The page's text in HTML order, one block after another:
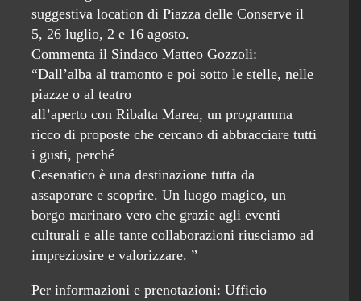
suggestiva location di Piazza delle Conserve il
5, 26 luglio, 2 e 16 agosto.
Commenta il Sindaco Matteo Gozzoli:
“Dall’alba al tramonto e poi sotto le stelle, nelle
piazze o al teatro
all’aperto con Ribalta Marea, un programma
ricco di proposte che cercano di abbracciare tutti
i gusti, perché
Cesenatico è una destinazione tutta da
assaporare e scoprire. Un luogo magico, un
borgo marinaro vero che grazie agli eventi
culturali e alle tante collaborazioni riusciamo ad
impreziosire e valorizzare. ”
Per informazioni e prenotazioni: Ufficio